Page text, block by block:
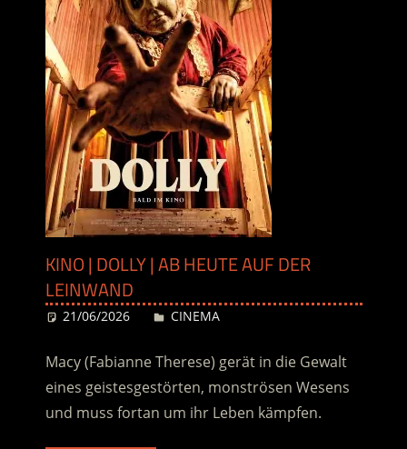
KINO | DOLLY | AB HEUTE AUF DER
LEINWAND
21/06/2026 Desiree
CINEMA
Macy (Fabianne Therese) gerät in die Gewalt
eines geistesgestörten, monströsen Wesens
und muss fortan um ihr Leben kämpfen.